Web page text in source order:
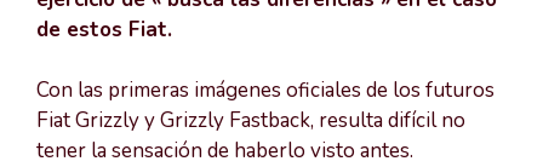
de estos Fiat.
Con las primeras imágenes oficiales de los futuros
Fiat Grizzly y Grizzly Fastback, resulta difícil no
tener la sensación de haberlo visto antes.